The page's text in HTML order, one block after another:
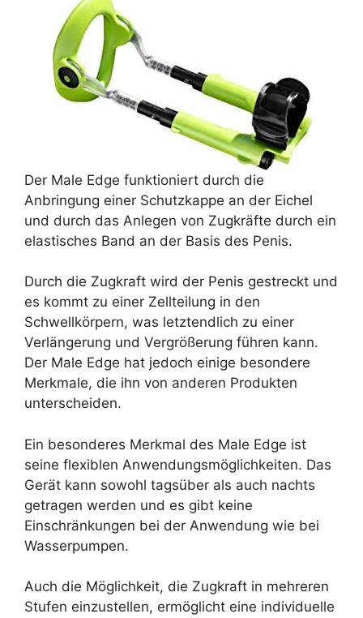
Der Male Edge funktioniert durch die
Anbringung einer Schutzkappe an der Eichel
und durch das Anlegen von Zugkräfte durch ein
elastisches Band an der Basis des Penis.
Durch die Zugkraft wird der Penis gestreckt und
es kommt zu einer Zellteilung in den
Schwellkörpern, was letztendlich zu einer
Verlängerung und Vergrößerung führen kann.
Der Male Edge hat jedoch einige besondere
Merkmale, die ihn von anderen Produkten
unterscheiden.
Ein besonderes Merkmal des Male Edge ist
seine flexiblen Anwendungsmöglichkeiten. Das
Gerät kann sowohl tagsüber als auch nachts
getragen werden und es gibt keine
Einschränkungen bei der Anwendung wie bei
Wasserpumpen.
Auch die Möglichkeit, die Zugkraft in mehreren
Stufen einzustellen, ermöglicht eine individuelle